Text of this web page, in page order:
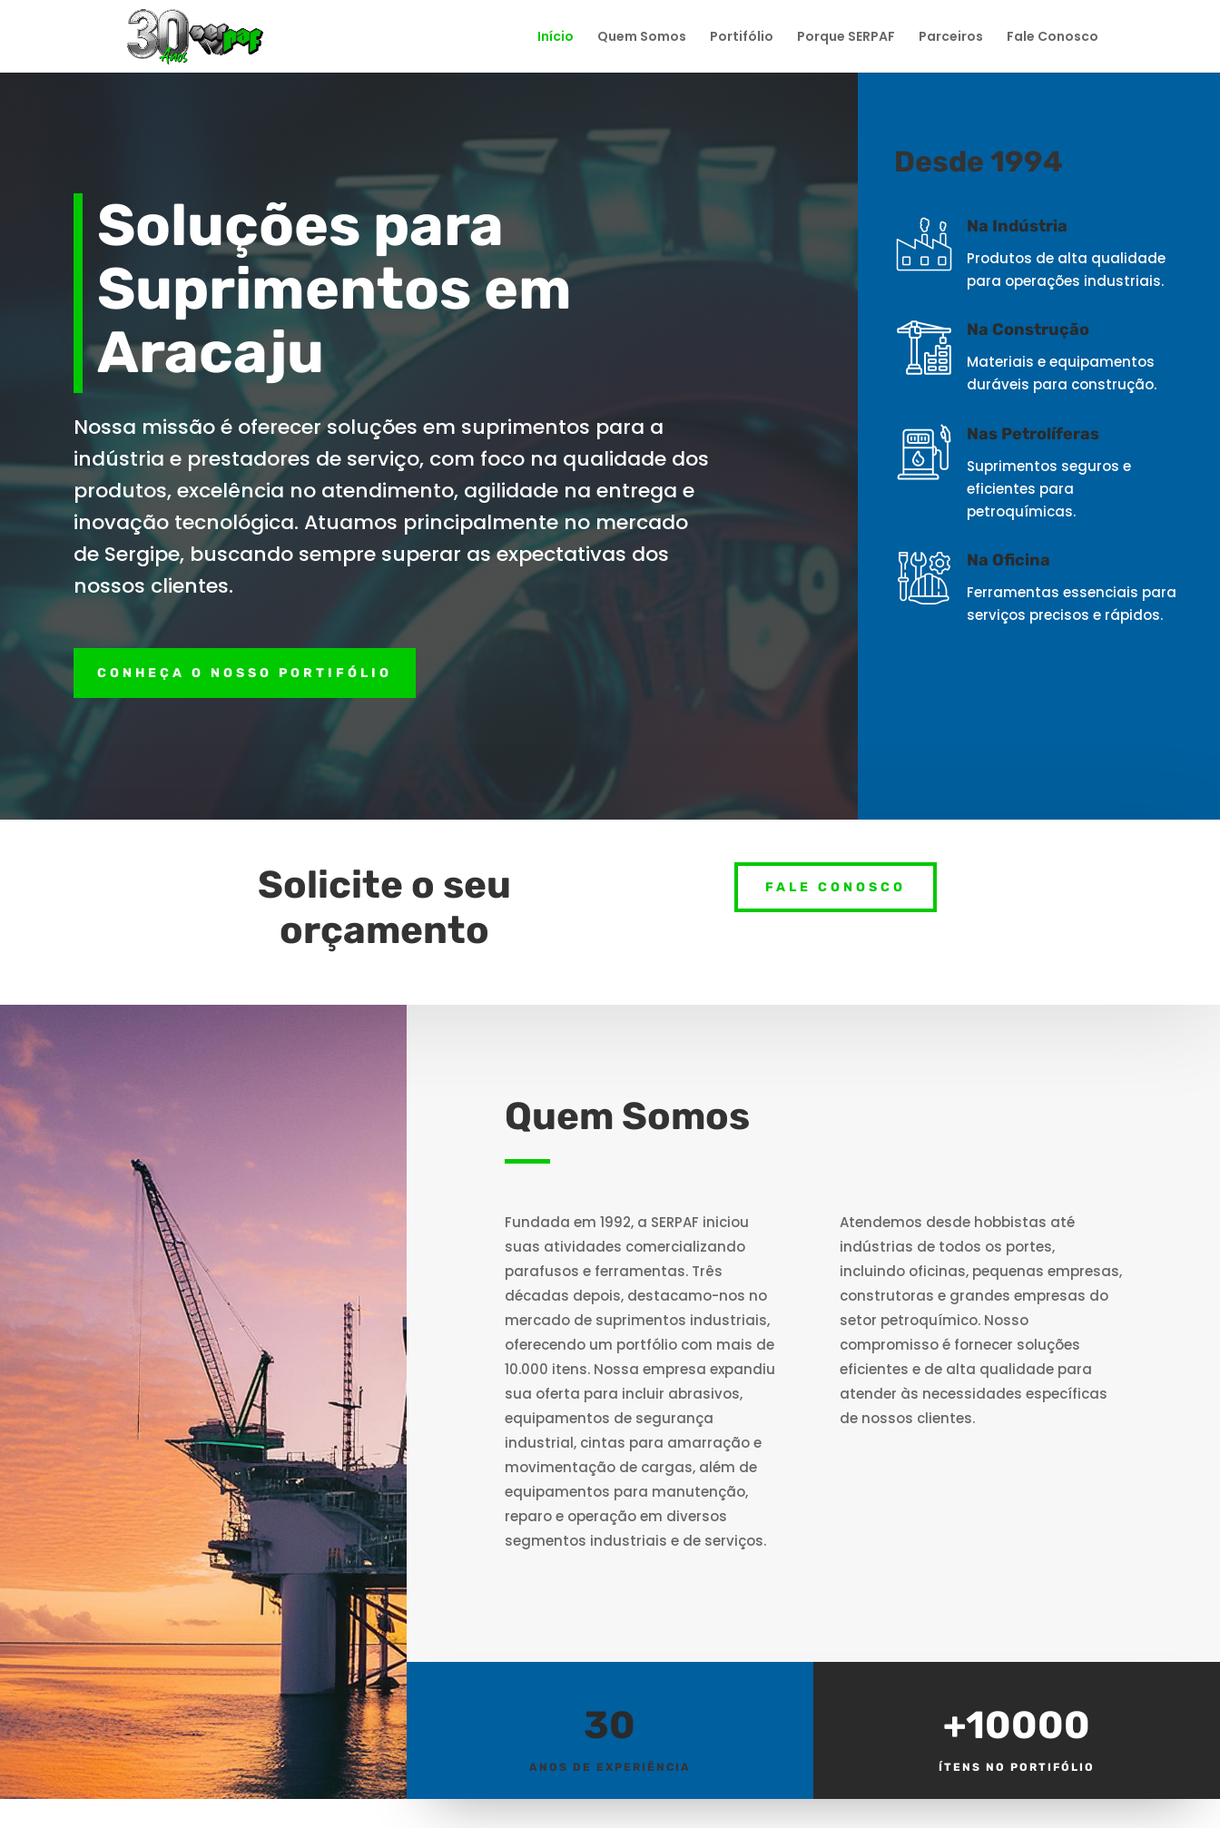
Início Quem Somos Portifólio Porque SERPAF Parceiros Fale Conosco
Soluções para
Suprimentos em
Aracaju
Nossa missão é oferecer soluções em suprimentos para a
indústria e prestadores de serviço, com foco na qualidade dos
produtos, excelência no atendimento, agilidade na entrega e
inovação tecnológica. Atuamos principalmente no mercado
de Sergipe, buscando sempre superar as expectativas dos
nossos clientes.
CONHEÇA O NOSSO PORTIFÓLIO
Desde 1994
Na Indústria
Produtos de alta qualidade
para operações industriais.
Na Construção
Materiais e equipamentos
duráveis para construção.
Nas Petrolíferas
Suprimentos seguros e
eficientes para
petroquímicas.
Na Oficina
Ferramentas essenciais para
serviços precisos e rápidos.
Solicite o seu
orçamento
FALE CONOSCO
Quem Somos
Fundada em 1992, a SERPAF iniciou
suas atividades comercializando
parafusos e ferramentas. Três
décadas depois, destacamo-nos no
mercado de suprimentos industriais,
oferecendo um portfólio com mais de
10.000 itens. Nossa empresa expandiu
sua oferta para incluir abrasivos,
equipamentos de segurança
industrial, cintas para amarração e
movimentação de cargas, além de
equipamentos para manutenção,
reparo e operação em diversos
segmentos industriais e de serviços.
Atendemos desde hobbistas até
indústrias de todos os portes,
incluindo oficinas, pequenas empresas,
construtoras e grandes empresas do
setor petroquímico. Nosso
compromisso é fornecer soluções
eficientes e de alta qualidade para
atender às necessidades específicas
de nossos clientes.
30
ANOS DE EXPERIÊNCIA
+10000
ÍTENS NO PORTIFÓLIO